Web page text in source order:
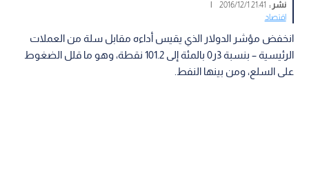
نشر : 21:41 2016/12/1
|
اقتصاد
انخفض مؤشر الدولار الذي يقيس أداءه مقابل سلة من العملات
الرئيسية – بنسبة 3ر0 بالمئة إلى 101.2 نقطة، وهو ما قلل الضغوط
على السلع، ومن بينها النفط.